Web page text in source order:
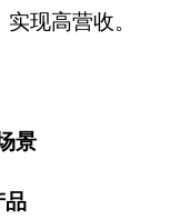
现高营收。
景
品